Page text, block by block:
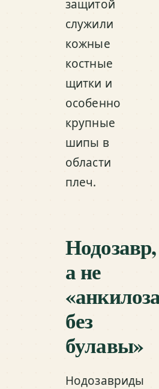
защитой
служили
кожные
костные
щитки и
особенно
крупные
шипы в
области
плеч.
Нодозавр,
а не
без
булавы»
Нодозавриды